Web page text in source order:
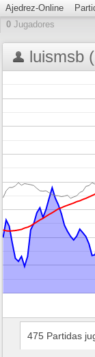
Ajedrez-Online
0 Jugadores
luismsb
475 Partidas